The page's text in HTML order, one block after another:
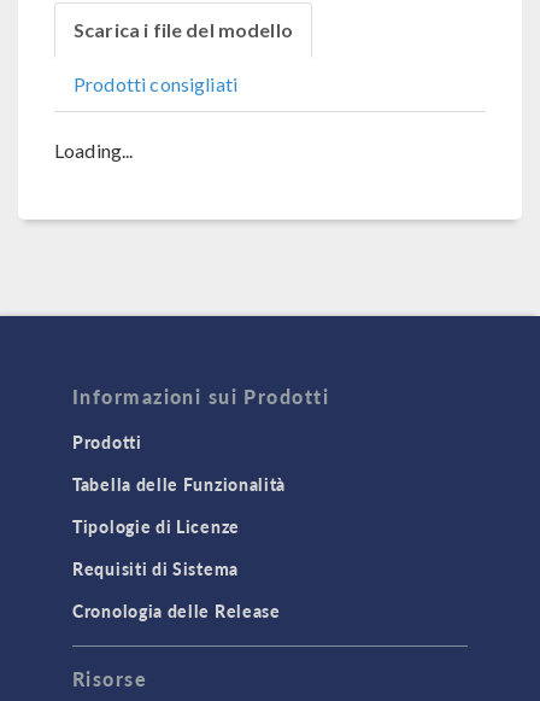
Scarica i file del modello
Prodotti consigliati
Loading...
Informazioni sui Prodotti
Prodotti
Tabella delle Funzionalità
Tipologie di Licenze
Requisiti di Sistema
Cronologia delle Release
Risorse